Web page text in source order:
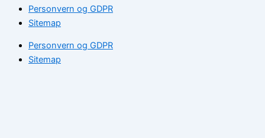
Personvern og GDPR
Sitemap
Personvern og GDPR
Sitemap